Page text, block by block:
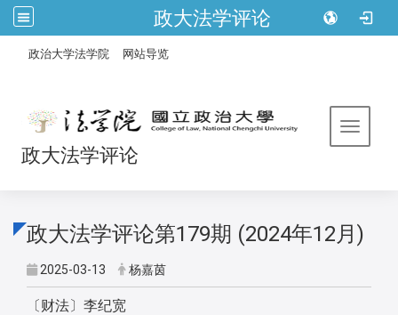
政大法学评论
政治大学法学院 网站导览
Toggle
政大法学评论
政大法学评论第179期 (2024年12月)
2025-03-13 杨嘉茵
〔财法〕李纪宽